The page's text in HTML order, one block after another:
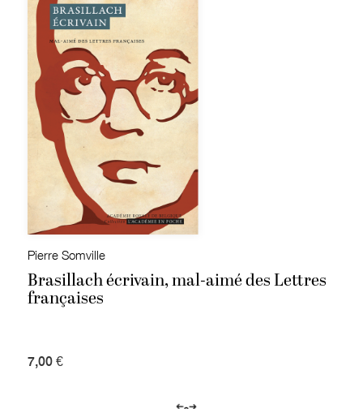
Pierre Somville
Brasillach écrivain, mal-aimé des Lettres
françaises
7,00 €